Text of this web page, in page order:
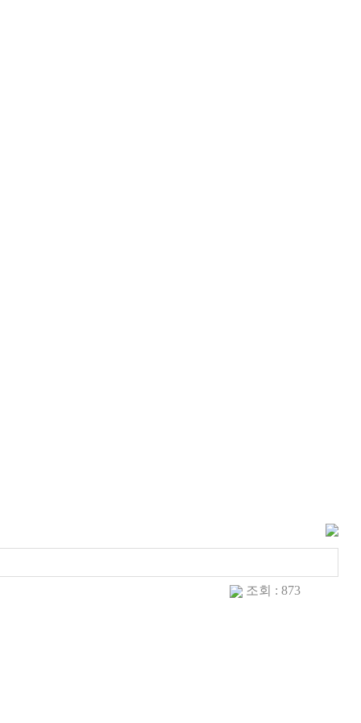
조회 : 873